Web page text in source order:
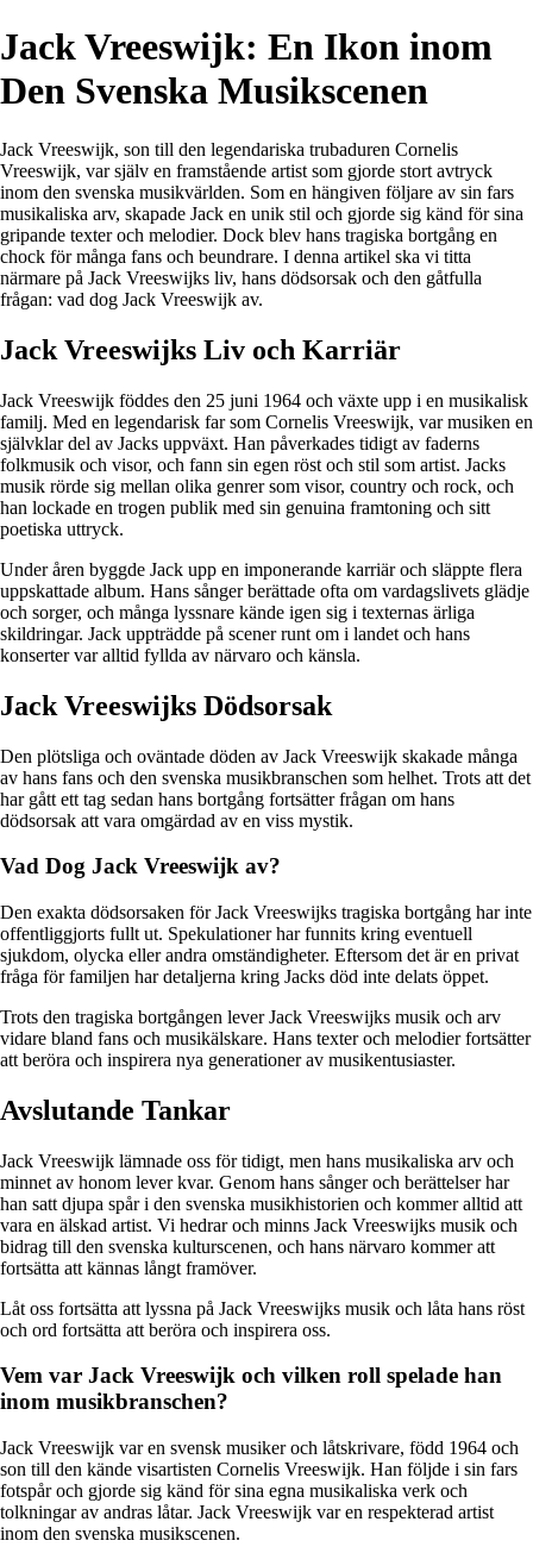
Jack Vreeswijk: En Ikon inom
Den Svenska Musikscenen
Jack Vreeswijk, son till den legendariska trubaduren Cornelis
Vreeswijk, var själv en framstående artist som gjorde stort avtryck
inom den svenska musikvärlden. Som en hängiven följare av sin fars
musikaliska arv, skapade Jack en unik stil och gjorde sig känd för sina
gripande texter och melodier. Dock blev hans tragiska bortgång en
chock för många fans och beundrare. I denna artikel ska vi titta
närmare på Jack Vreeswijks liv, hans dödsorsak och den gåtfulla
frågan: vad dog Jack Vreeswijk av.
Jack Vreeswijks Liv och Karriär
Jack Vreeswijk föddes den 25 juni 1964 och växte upp i en musikalisk
familj. Med en legendarisk far som Cornelis Vreeswijk, var musiken en
självklar del av Jacks uppväxt. Han påverkades tidigt av faderns
folkmusik och visor, och fann sin egen röst och stil som artist. Jacks
musik rörde sig mellan olika genrer som visor, country och rock, och
han lockade en trogen publik med sin genuina framtoning och sitt
poetiska uttryck.
Under åren byggde Jack upp en imponerande karriär och släppte flera
uppskattade album. Hans sånger berättade ofta om vardagslivets glädje
och sorger, och många lyssnare kände igen sig i texternas ärliga
skildringar. Jack uppträdde på scener runt om i landet och hans
konserter var alltid fyllda av närvaro och känsla.
Jack Vreeswijks Dödsorsak
Den plötsliga och oväntade döden av Jack Vreeswijk skakade många
av hans fans och den svenska musikbranschen som helhet. Trots att det
har gått ett tag sedan hans bortgång fortsätter frågan om hans
dödsorsak att vara omgärdad av en viss mystik.
Vad Dog Jack Vreeswijk av?
Den exakta dödsorsaken för Jack Vreeswijks tragiska bortgång har inte
offentliggjorts fullt ut. Spekulationer har funnits kring eventuell
sjukdom, olycka eller andra omständigheter. Eftersom det är en privat
fråga för familjen har detaljerna kring Jacks död inte delats öppet.
Trots den tragiska bortgången lever Jack Vreeswijks musik och arv
vidare bland fans och musikälskare. Hans texter och melodier fortsätter
att beröra och inspirera nya generationer av musikentusiaster.
Avslutande Tankar
Jack Vreeswijk lämnade oss för tidigt, men hans musikaliska arv och
minnet av honom lever kvar. Genom hans sånger och berättelser har
han satt djupa spår i den svenska musikhistorien och kommer alltid att
vara en älskad artist. Vi hedrar och minns Jack Vreeswijks musik och
bidrag till den svenska kulturscenen, och hans närvaro kommer att
fortsätta att kännas långt framöver.
Låt oss fortsätta att lyssna på Jack Vreeswijks musik och låta hans röst
och ord fortsätta att beröra och inspirera oss.
Vem var Jack Vreeswijk och vilken roll spelade han
inom musikbranschen?
Jack Vreeswijk var en svensk musiker och låtskrivare, född 1964 och
son till den kände visartisten Cornelis Vreeswijk. Han följde i sin fars
fotspår och gjorde sig känd för sina egna musikaliska verk och
tolkningar av andras låtar. Jack Vreeswijk var en respekterad artist
inom den svenska musikscenen.